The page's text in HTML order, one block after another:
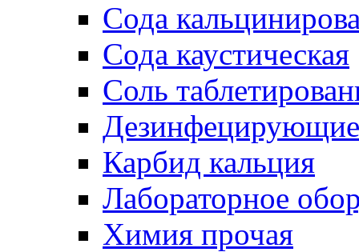
Сода
Сода каустическая
Соль
Дезинфецирующие
Карбид кальция
Лабораторное
Химия прочая